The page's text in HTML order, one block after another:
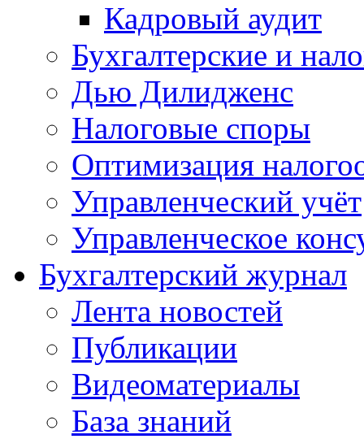
Кадровый аудит
Бухгалтерские и
Дью Дилидженс
Налоговые споры
Оптимизация
Управленческий учёт
Управленческое
Бухгалтерский журнал
Лента новостей
Публикации
Видеоматериалы
База знаний